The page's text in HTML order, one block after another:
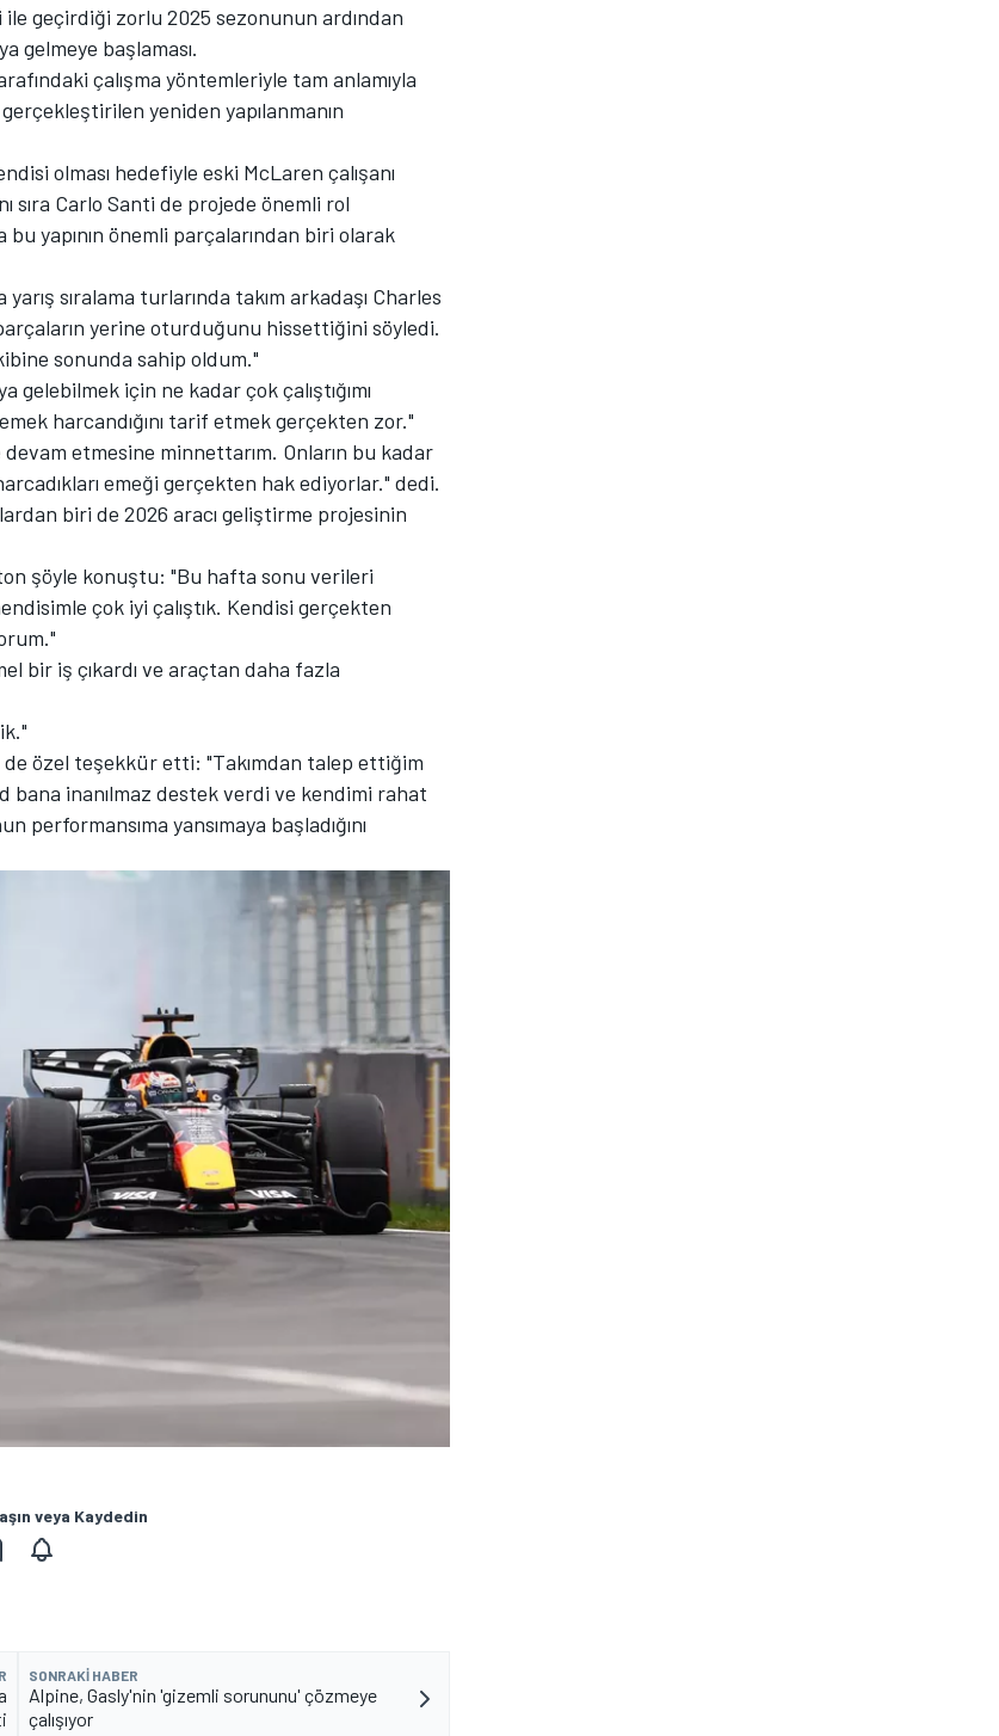
geçirdiği zorlu 2025 sezonunun ardından
gelmeye başlaması.
çalışma yöntemleriyle tam anlamıyla
yeniden yapılanmanın
olması hedefiyle eski McLaren çalışanı
sıra Carlo Santi de projede önemli rol
yapının önemli parçalarından biri olarak
sıralama turlarında takım arkadaşı Charles
yerine oturduğunu hissettiğini söyledi.
sonunda sahip oldum."
için ne kadar çok çalıştığımı
harcandığını tarif etmek gerçekten zor."
etmesine minnettarım. Onların bu kadar
emeği gerçekten hak ediyorlar." dedi.
biri de 2026 aracı geliştirme projesinin
şöyle konuştu: "Bu hafta sonu verileri
çok iyi çalıştık. Kendisi gerçekten
bir iş çıkardı ve araçtan daha fazla
de özel teşekkür etti: "Takımdan talep ettiğim
inanılmaz destek verdi ve kendimi rahat
yansımaya başladığını
veya Kaydedin
SONRAKI HABER
Alpine, Gasly'nin 'gizemli sorununu' çözmeye
çalışıyor